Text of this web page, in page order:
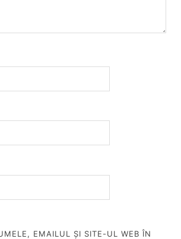
EMAILUL ȘI SITE-UL WEB ÎN